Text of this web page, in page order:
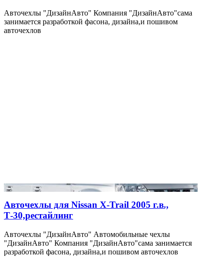
Авточехлы "ДизайнАвто" Компания "ДизайнАвто"сама
занимается разработкой фасона, дизайна,и пошивом
авточехлов
Авточехлы для Nissan X-Trail 2005 г.в.,
Т-30,рестайлинг
Авточехлы "ДизайнАвто" Автомобильные чехлы
"ДизайнАвто" Компания "ДизайнАвто"сама занимается
разработкой фасона, дизайна,и пошивом авточехлов